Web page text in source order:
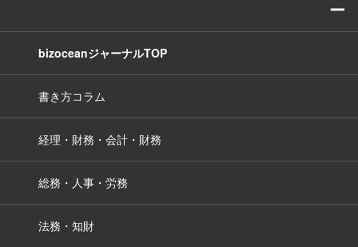
ー
bizoceanジャーナルTOP
書き方コラム
経理・財務・会計・財務
総務・人事・労務
法務・知財